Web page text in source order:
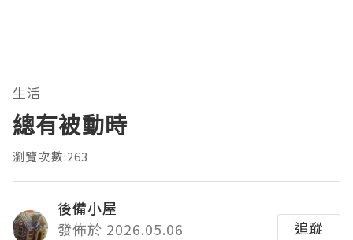
生活
總有被動時
瀏覽次數:263
後備小屋
發佈於 2026.05.06
追蹤